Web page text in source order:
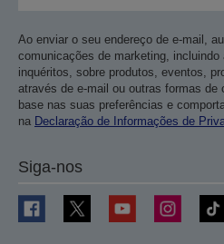
Ao enviar o seu endereço de e-mail,
comunicações de marketing, incluindo
inquéritos, sobre produtos, eventos,
através de e-mail ou outras formas de
base nas suas preferências e
na Declaração de Informações de
Siga-nos